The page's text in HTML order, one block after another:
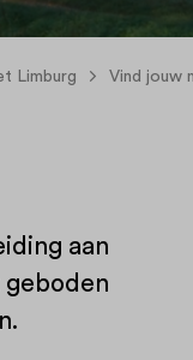
Limburg Vind jouw
aan
geboden